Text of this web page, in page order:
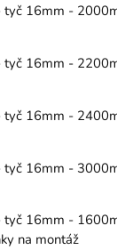
tyč 16mm -
tyč 16mm -
tyč 16mm -
tyč 16mm -
tyč 16mm -
na montáž